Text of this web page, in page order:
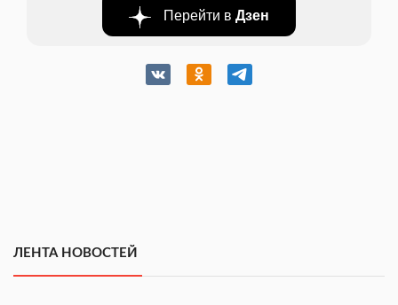
Перейти в Дзен
ЛЕНТА НОВОСТЕЙ